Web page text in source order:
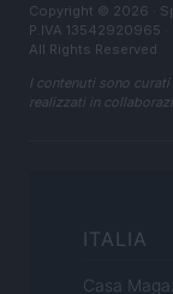
Copyright © 2026 ·
P.IVA 13542920965
All Rights Reserved
I contenuti sono
realizzati in
ITALIA
Casa